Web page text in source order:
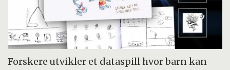
Forskere utvikler et dataspill hvor barn kan